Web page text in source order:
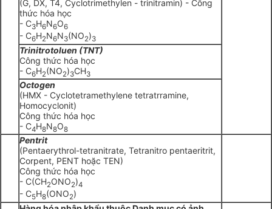
(G, DX, T4, Cyclotrimethylen - trinitramin) - Công
thức hóa học
- C3H6N6O6
- C6H2N6N3(NO2)3
Trinitrotoluen (TNT)
Công thức hóa học
- C6H2(NO2)3CH3
Octogen
(HMX - Cyclotetramethylene tetratrramine,
Homocyclonit)
Công thức hóa học
- C4H8N8O8
Pentrit
(Pentaerythrol-tetranitrate, Tetranitro pentaeritrit,
Corpent, PENT hoặc TEN)
Công thức hóa học
- C(CH2ONO2)4
- C5H8(ONO2)